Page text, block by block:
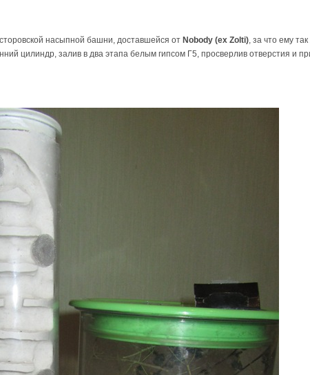
насыпной башни, доставшейся от Nobody (ex Zolti) , за что ему
цилиндр, залив в два этапа белым гипсом Г5, просверлив отверстия и